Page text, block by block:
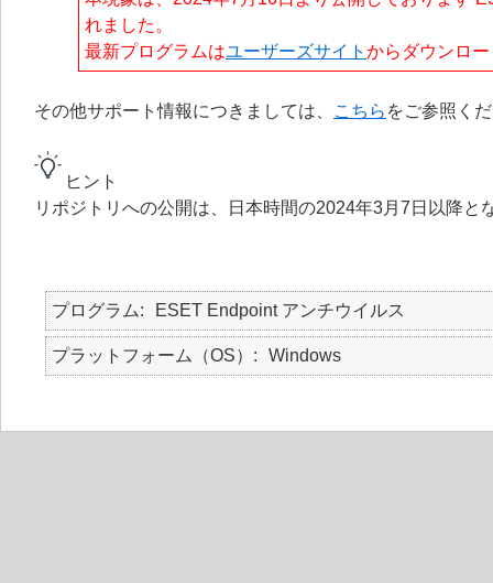
れました。
最新プログラムはユーザーズサイト からダウンロ
その他サポート情報につきましては、 こちら をご参照く
ヒント
リポジトリへの公開は、日本時間の2024年3月7日以降と
プログラム ESET Endpoint アンチウイルス
プラットフォーム（OS） Windows